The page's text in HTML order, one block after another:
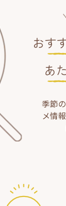
おす
あ
季節
メ情